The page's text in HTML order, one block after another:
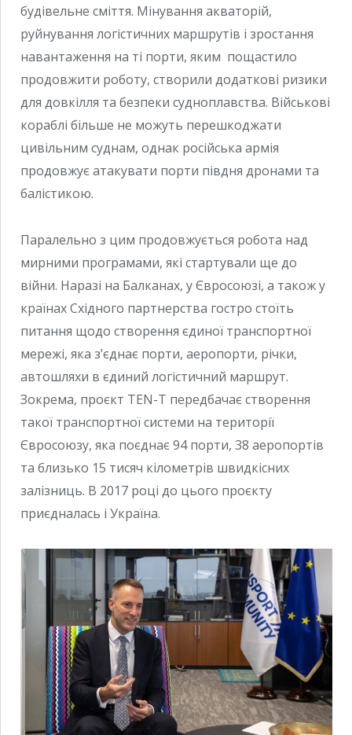
будівельне сміття. Мінування акваторій,
руйнування логістичних маршрутів і зростання
навантаження на ті порти, яким пощастило
продовжити роботу, створили додаткові ризики
для довкілля та безпеки судноплавства. Військові
кораблі більше не можуть перешкоджати
цивільним суднам, однак російська армія
продовжує атакувати порти півдня дронами та
балістикою.
Паралельно з цим продовжується робота над
мирними програмами, які стартували ще до
війни. Наразі на Балканах, у Євросоюзі, а також у
країнах Східного партнерства гостро стоїть
питання щодо створення єдиної транспортної
мережі, яка з’єднає порти, аеропорти, річки,
автошляхи в єдиний логістичний маршрут.
Зокрема, проєкт TEN-T передбачає створення
такої транспортної системи на території
Євросоюзу, яка поєднає 94 порти, 38 аеропортів
та близько 15 тисяч кілометрів швидкісних
залізниць. В 2017 році до цього проєкту
приєдналась і Україна.